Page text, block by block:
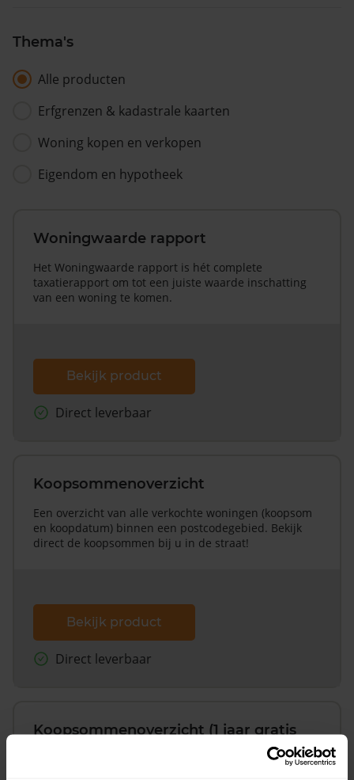
Thema's
Alle producten
Erfgrenzen & kadastrale kaarten
Woning kopen en verkopen
Eigendom en hypotheek
Woningwaarde rapport
Het Woningwaarde rapport is hét complete
taxatierapport om tot een juiste waarde inschatting
van een woning te komen.
Bekijk product
Direct leverbaar
Koopsommenoverzicht
Een overzicht van alle verkochte woningen (koopsom
en koopdatum) binnen een postcodegebied. Bekijk
direct de koopsommen bij u in de straat!
Bekijk product
Direct leverbaar
Koopsommenoverzicht (1 jaar gratis